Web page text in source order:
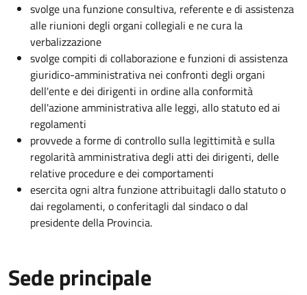
svolge una funzione consultiva, referente e di assistenza
alle riunioni degli organi collegiali e ne cura la
verbalizzazione
svolge compiti di collaborazione e funzioni di assistenza
giuridico-amministrativa nei confronti degli organi
dell'ente e dei dirigenti in ordine alla conformità
dell'azione amministrativa alle leggi, allo statuto ed ai
regolamenti
provvede a forme di controllo sulla legittimità e sulla
regolarità amministrativa degli atti dei dirigenti, delle
relative procedure e dei comportamenti
esercita ogni altra funzione attribuitagli dallo statuto o
dai regolamenti, o conferitagli dal sindaco o dal
presidente della Provincia.
Sede principale